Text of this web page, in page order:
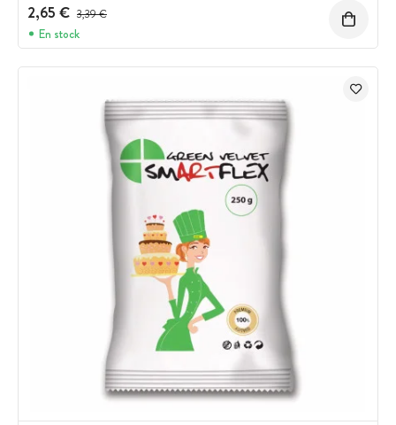
2,65 € Prix avant réduction :
3,39 €
En stock